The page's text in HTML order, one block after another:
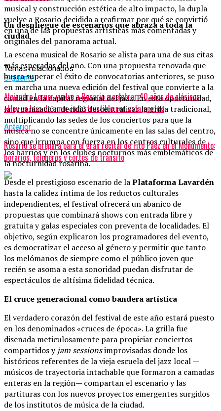
musical y construcción estética de alto impacto, la dupla
vuelve a Rosario decidida a reafirmar por qué se convirtió
en una de las propuestas artísticas más comentadas y
originales del panorama actual.
Temas relacionados:
Siguente
Alejandro Lerner vuelve a Rosario a celebrar 40 años de clásicos:
«Hay un lazo de amor indestructible con esta gente»
Anterior
Rosario se prepara para el gran recital de Fito Páez en el Monumento:
horarios, teloneros y cortes de tránsito
Un despliegue de escenarios que abraza a toda la
ciudad
La escena musical de Rosario se alista para una de sus citas
más esperadas del año. Con una propuesta renovada que
busca superar el éxito de convocatorias anteriores, se puso
en marcha una nueva edición del festival que convierte a la
ciudad en la capital regional del jazz. En esta oportunidad,
la organización decidió descentralizar la grilla tradicional,
multiplicando las sedes de los conciertos para que la
música no se concentre únicamente en las salas del centro,
sino que irrumpa con fuerza en los centros culturales de
los barrios y en los clubes nocturnos más emblemáticos de
la nocturnidad rosarina.
Desde el prestigioso escenario de laPlataforma Lavardén
hasta la calidez íntima de los reductos culturales
independientes, el festival ofrecerá un abanico de
propuestas que combinará shows con entrada libre y
gratuita y galas especiales con preventa de localidades. El
objetivo, según explicaron los programadores del evento,
es democratizar el acceso al género y permitir que tanto
los melómanos de siempre como el público joven que
recién se asoma a esta sonoridad puedan disfrutar de
espectáculos de altísima fidelidad técnica.
El cruce generacional como bandera artística
El verdadero corazón del festival de este año estará puesto
en los denominados «cruces de época». La grilla fue
diseñada meticulosamente para propiciar conciertos
compartidos yjam sessionsimprovisadas donde los
históricos referentes de la vieja escuela del jazz local —
músicos de trayectoria intachable que formaron a camadas
enteras en la región— compartan el escenario y las
partituras con los nuevos proyectos emergentes surgidos
de los institutos de música de la ciudad.